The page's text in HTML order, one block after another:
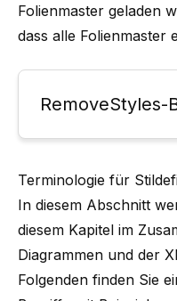
Folienmaster geladen
dass alle Folienmaster
RemoveStyles-
Terminologie für
In diesem Abschnitt
diesem Kapitel im
Diagrammen und der
Folgenden finden Sie